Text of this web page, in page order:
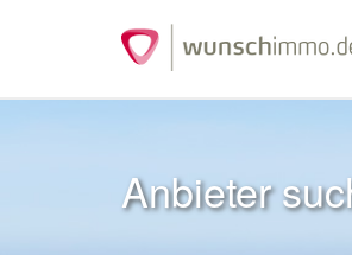
Anbieter